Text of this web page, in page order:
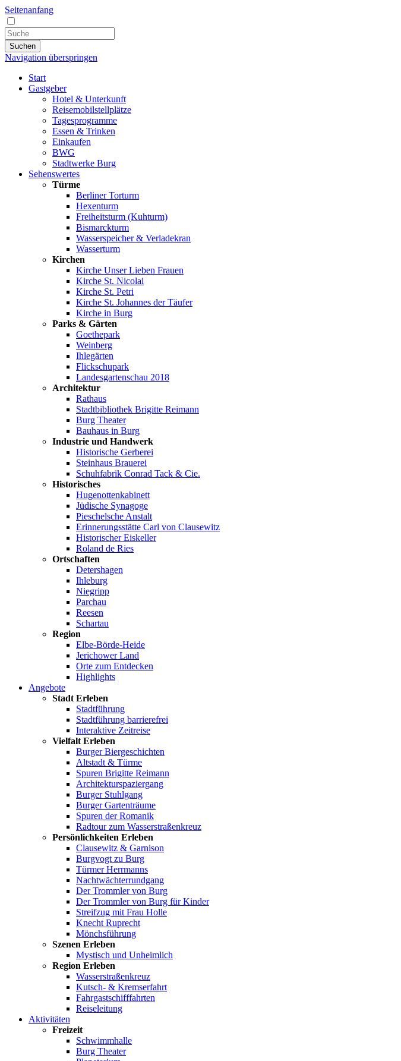
Seitenanfang
Suchen
Navigation überspringen
Start
Gastgeber
Hotel & Unterkunft
Reisemobilstellplätze
Tagesprogramme
Essen & Trinken
Einkaufen
BWG
Stadtwerke Burg
Sehenswertes
Türme
Berliner Torturm
Hexenturm
Freiheitsturm (Kuhturm)
Bismarckturm
Wasserspeicher & Verladekran
Wasserturm
Kirchen
Kirche Unser Lieben Frauen
Kirche St. Nicolai
Kirche St. Petri
Kirche St. Johannes der Täufer
Kirche in Burg
Parks & Gärten
Goethepark
Weinberg
Ihlegärten
Flickschupark
Landesgartenschau 2018
Architektur
Rathaus
Stadtbibliothek Brigitte Reimann
Burg Theater
Bauhaus in Burg
Industrie und Handwerk
Historische Gerberei
Steinhaus Brauerei
Schuhfabrik Conrad Tack & Cie.
Historisches
Hugenottenkabinett
Jüdische Synagoge
Pieschelsche Anstalt
Erinnerungsstätte Carl von Clausewitz
Historischer Eiskeller
Roland de Ries
Ortschaften
Detershagen
Ihleburg
Niegripp
Parchau
Reesen
Schartau
Region
Elbe-Börde-Heide
Jerichower Land
Orte zum Entdecken
Highlights
Angebote
Stadt Erleben
Stadtführung
Stadtführung barrierefrei
Interaktive Zeitreise
Vielfalt Erleben
Burger Biergeschichten
Altstadt & Türme
Spuren Brigitte Reimann
Architekturspaziergang
Burger Stuhlgang
Burger Gartenträume
Spuren der Romanik
Radtour zum Wasserstraßenkreuz
Persönlichkeiten Erleben
Clausewitz & Garnison
Burgvogt zu Burg
Türmer Herrmanns
Nachtwächterrundgang
Der Trommler von Burg
Der Trommler von Burg für Kinder
Streifzug mit Frau Holle
Knecht Ruprecht
Mönchsführung
Szenen Erleben
Mystisch und Unheimlich
Region Erleben
Wasserstraßenkreuz
Kutsch- & Kremserfahrt
Fahrgastschifffahrten
Reiseleitung
Aktivitäten
Freizeit
Schwimmhalle
Burg Theater